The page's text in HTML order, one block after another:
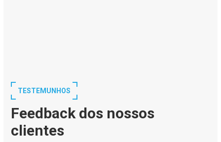
TESTEMUNHOS
Feedback dos nossos
clientes